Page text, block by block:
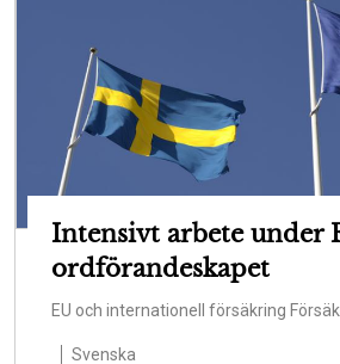
Intensivt arbete under
ordförandeskapet
EU och internationell försäkring
Svenska